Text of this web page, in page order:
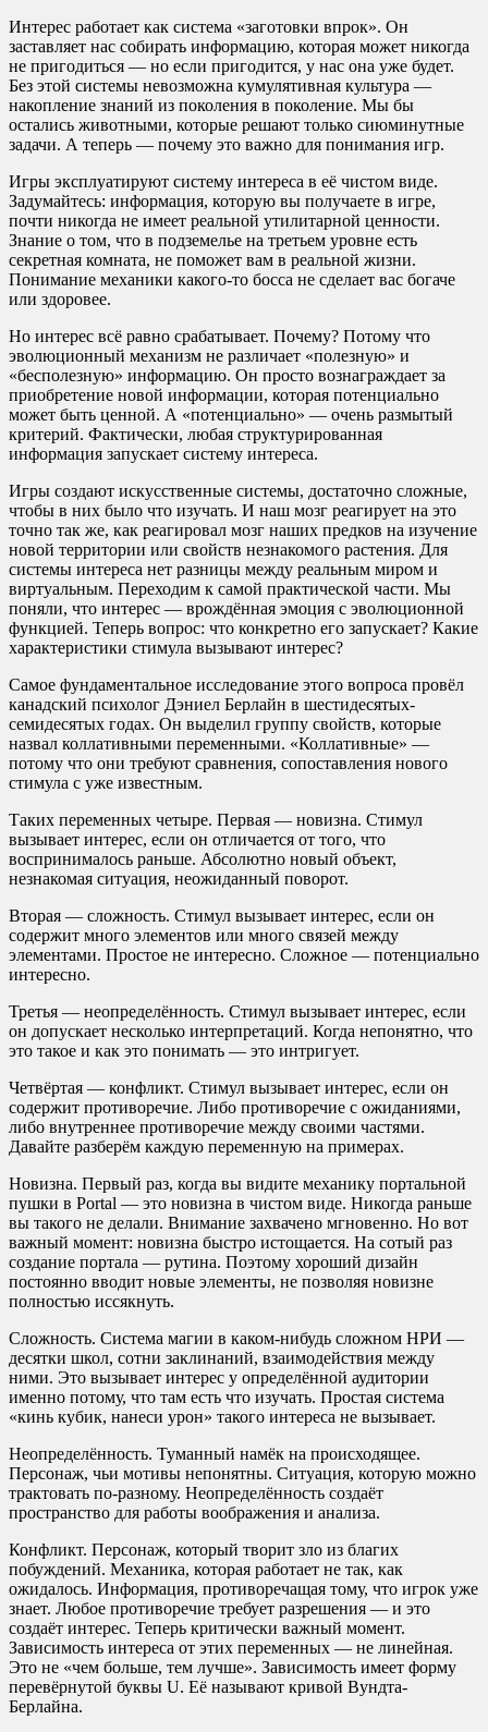
Интерес работает как система «заготовки впрок». Он
заставляет нас собирать информацию, которая может никогда
не пригодиться — но если пригодится, у нас она уже будет.
Без этой системы невозможна кумулятивная культура —
накопление знаний из поколения в поколение. Мы бы
остались животными, которые решают только сиюминутные
задачи. А теперь — почему это важно для понимания игр.
Игры эксплуатируют систему интереса в её чистом виде.
Задумайтесь: информация, которую вы получаете в игре,
почти никогда не имеет реальной утилитарной ценности.
Знание о том, что в подземелье на третьем уровне есть
секретная комната, не поможет вам в реальной жизни.
Понимание механики какого-то босса не сделает вас богаче
или здоровее.
Но интерес всё равно срабатывает. Почему? Потому что
эволюционный механизм не различает «полезную» и
«бесполезную» информацию. Он просто вознаграждает за
приобретение новой информации, которая потенциально
может быть ценной. А «потенциально» — очень размытый
критерий. Фактически, любая структурированная
информация запускает систему интереса.
Игры создают искусственные системы, достаточно сложные,
чтобы в них было что изучать. И наш мозг реагирует на это
точно так же, как реагировал мозг наших предков на изучение
новой территории или свойств незнакомого растения. Для
системы интереса нет разницы между реальным миром и
виртуальным. Переходим к самой практической части. Мы
поняли, что интерес — врождённая эмоция с эволюционной
функцией. Теперь вопрос: что конкретно его запускает? Какие
характеристики стимула вызывают интерес?
Самое фундаментальное исследование этого вопроса провёл
канадский психолог Дэниел Берлайн в шестидесятых-
семидесятых годах. Он выделил группу свойств, которые
назвал коллативными переменными. «Коллативные» —
потому что они требуют сравнения, сопоставления нового
стимула с уже известным.
Таких переменных четыре. Первая — новизна. Стимул
вызывает интерес, если он отличается от того, что
воспринималось раньше. Абсолютно новый объект,
незнакомая ситуация, неожиданный поворот.
Вторая — сложность. Стимул вызывает интерес, если он
содержит много элементов или много связей между
элементами. Простое не интересно. Сложное — потенциально
интересно.
Третья — неопределённость. Стимул вызывает интерес, если
он допускает несколько интерпретаций. Когда непонятно, что
это такое и как это понимать — это интригует.
Четвёртая — конфликт. Стимул вызывает интерес, если он
содержит противоречие. Либо противоречие с ожиданиями,
либо внутреннее противоречие между своими частями.
Давайте разберём каждую переменную на примерах.
Новизна. Первый раз, когда вы видите механику портальной
пушки в Portal — это новизна в чистом виде. Никогда раньше
вы такого не делали. Внимание захвачено мгновенно. Но вот
важный момент: новизна быстро истощается. На сотый раз
создание портала — рутина. Поэтому хороший дизайн
постоянно вводит новые элементы, не позволяя новизне
полностью иссякнуть.
Сложность. Система магии в каком-нибудь сложном НРИ —
десятки школ, сотни заклинаний, взаимодействия между
ними. Это вызывает интерес у определённой аудитории
именно потому, что там есть что изучать. Простая система
«кинь кубик, нанеси урон» такого интереса не вызывает.
Неопределённость. Туманный намёк на происходящее.
Персонаж, чьи мотивы непонятны. Ситуация, которую можно
трактовать по-разному. Неопределённость создаёт
пространство для работы воображения и анализа.
Конфликт. Персонаж, который творит зло из благих
побуждений. Механика, которая работает не так, как
ожидалось. Информация, противоречащая тому, что игрок уже
знает. Любое противоречие требует разрешения — и это
создаёт интерес. Теперь критически важный момент.
Зависимость интереса от этих переменных — не линейная.
Это не «чем больше, тем лучше». Зависимость имеет форму
перевёрнутой буквы U. Её называют кривой Вундта-
Берлайна.